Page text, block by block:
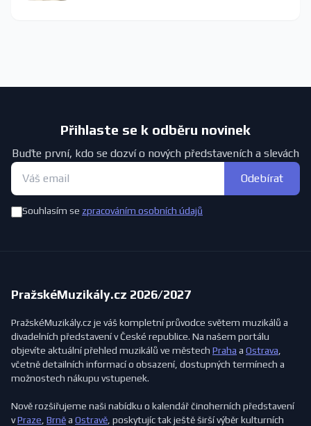
Přihlaste se k odběru novinek
Buďte první, kdo se dozví o nových představeních a slevách
Odebírat
Souhlasím se zpracováním osobních údajů
PražskéMuzikály.cz 2026/2027
PražskéMuzikály.cz je váš kompletní průvodce světem muzikálů a
divadelních představení v České republice. Na našem portálu
objevíte aktuální přehled muzikálů ve městech Praha a Ostrava
včetně detailních informací o obsazení, dostupných termínech a
možnostech nákupu vstupenek.
Nově rozšiřujeme naši nabídku o kalendář činoherních představení
vPraze Brněa Ostravě , poskytujíc tak ještě širší výběr kulturních